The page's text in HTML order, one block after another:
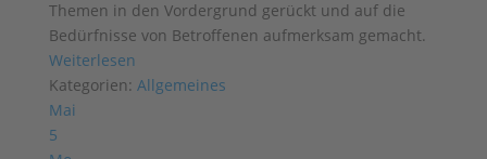
Themen in den Vordergrund gerückt und auf die
Bedürfnisse von Betroffenen aufmerksam gemacht.
Weiterlesen
Kategorien: Allgemeines
Mai
5